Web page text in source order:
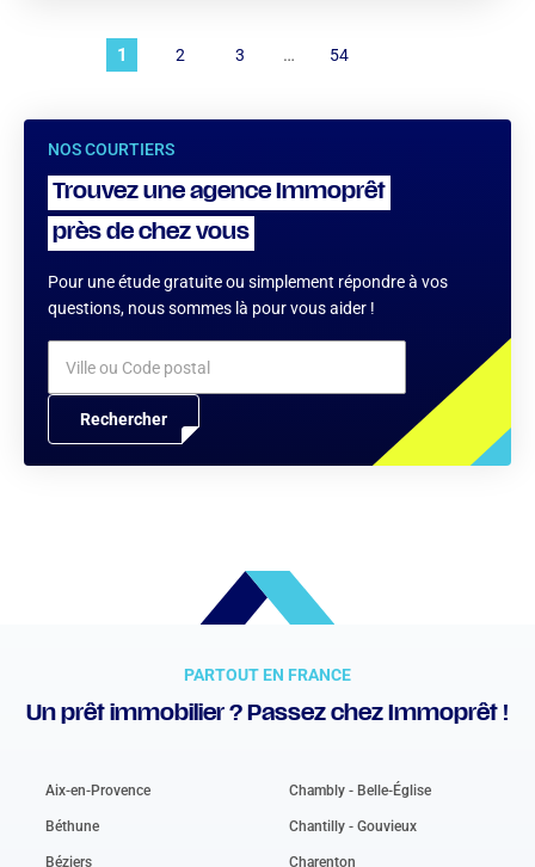
1 2 3 … 54
NOS COURTIERS
Trouvez une agence Immoprêt
près de chez vous
Pour une étude gratuite ou simplement répondre à vos
questions, nous sommes là pour vous aider !
Ville ou Code postal
Rechercher
PARTOUT EN FRANCE
Un prêt immobilier ? Passez chez Immoprêt !
Aix-en-Provence
Béthune
Béziers
Chambly - Belle-Église
Chantilly - Gouvieux
Charenton